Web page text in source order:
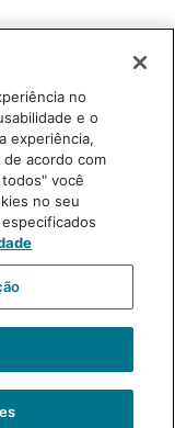
voz trêmula;
esforço
alto ou
da profissão.
esquelética
nas cordas
no
e o
experiência,
acordo com
você
no seu